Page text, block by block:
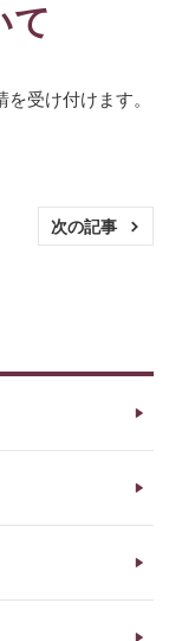
て
受け付けます。
次の記事